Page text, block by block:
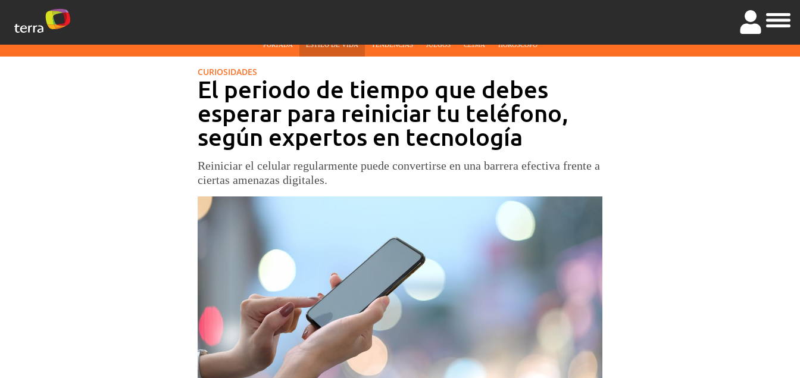
PORTADA ESTILO DE VIDA TENDENCIAS JUEGOS CLIMA HORÓSCOPO
CURIOSIDADES
El periodo de tiempo que debes
esperar para reiniciar tu teléfono,
según expertos en tecnología
Reiniciar el celular regularmente puede convertirse en una barrera efectiva frente a
ciertas amenazas digitales.